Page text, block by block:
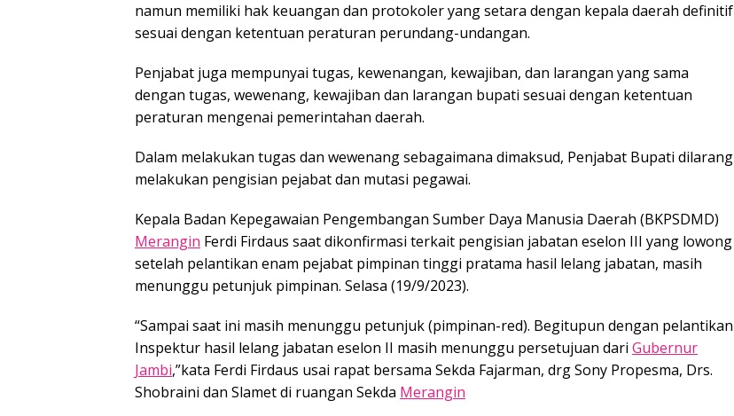
namun memiliki hak keuangan dan protokoler yang setara dengan kepala daerah definitif
sesuai dengan ketentuan peraturan perundang-undangan.
Penjabat juga mempunyai tugas, kewenangan, kewajiban, dan larangan yang sama
dengan tugas, wewenang, kewajiban dan larangan bupati sesuai dengan ketentuan
peraturan mengenai pemerintahan daerah.
Dalam melakukan tugas dan wewenang sebagaimana dimaksud, Penjabat Bupati dilarang
melakukan pengisian pejabat dan mutasi pegawai.
Kepala Badan Kepegawaian Pengembangan Sumber Daya Manusia Daerah (BKPSDMD)
Merangin Ferdi Firdaus saat dikonfirmasi terkait pengisian jabatan eselon III yang lowong
setelah pelantikan enam pejabat pimpinan tinggi pratama hasil lelang jabatan, masih
menunggu petunjuk pimpinan. Selasa (19/9/2023).
“Sampai saat ini masih menunggu petunjuk (pimpinan-red). Begitupun dengan pelantikan
Inspektur hasil lelang jabatan eselon II masih menunggu persetujuan dari Gubernur
Jambi,”kata Ferdi Firdaus usai rapat bersama Sekda Fajarman, drg Sony Propesma, Drs.
Shobraini dan Slamet di ruangan Sekda Merangin